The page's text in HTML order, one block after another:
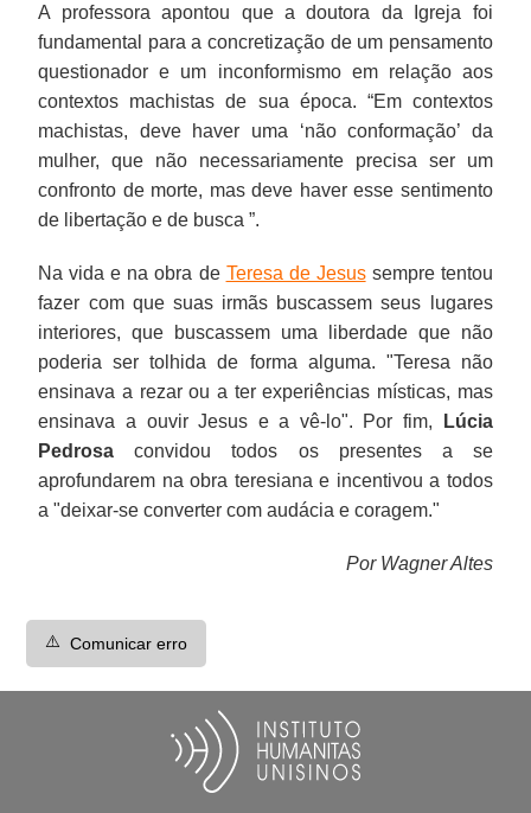
A professora apontou que a doutora da Igreja foi
fundamental para a concretização de um pensamento
questionador e um inconformismo em relação aos
contextos machistas de sua época. “Em contextos
machistas, deve haver uma ‘não conformação’ da
mulher, que não necessariamente precisa ser um
confronto de morte, mas deve haver esse sentimento
de libertação e de busca ”.
Na vida e na obra de Teresa de Jesussempre tentou
fazer com que suas irmãs buscassem seus lugares
interiores, que buscassem uma liberdade que não
poderia ser tolhida de forma alguma. "Teresa não
ensinava a rezar ou a ter experiências místicas, mas
ensinava a ouvir Jesus e a vê-lo". Por fim, Lúcia
Pedrosa convidou todos os presentes a se
aprofundarem na obra teresiana e incentivou a todos
a "deixar-se converter com audácia e coragem."
Por Wagner Altes
⚠️ Comunicar erro